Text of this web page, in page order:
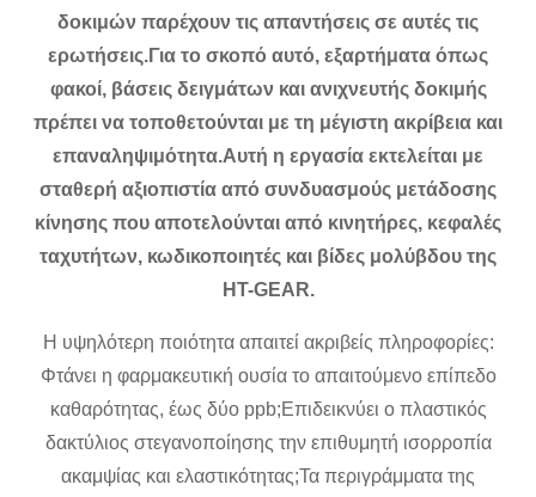
δοκιμών παρέχουν τις απαντήσεις σε αυτές τις
ερωτήσεις.Για το σκοπό αυτό, εξαρτήματα όπως
φακοί, βάσεις δειγμάτων και ανιχνευτής δοκιμής
πρέπει να τοποθετούνται με τη μέγιστη ακρίβεια και
επαναληψιμότητα.Αυτή η εργασία εκτελείται με
σταθερή αξιοπιστία από συνδυασμούς μετάδοσης
κίνησης που αποτελούνται από κινητήρες, κεφαλές
ταχυτήτων, κωδικοποιητές και βίδες μολύβδου της
HT-GEAR.
Η υψηλότερη ποιότητα απαιτεί ακριβείς πληροφορίες:
Φτάνει η φαρμακευτική ουσία το απαιτούμενο επίπεδο
καθαρότητας, έως δύο ppb;Επιδεικνύει ο πλαστικός
δακτύλιος στεγανοποίησης την επιθυμητή ισορροπία
ακαμψίας και ελαστικότητας;Τα περιγράμματα της